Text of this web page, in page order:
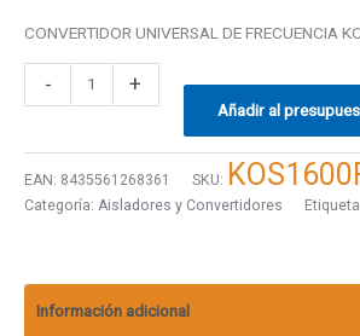
CONVERTIDOR UNIVERSAL DE FRECUENCIA
- +
Añadir al
EAN: 8435561268361 SKU:
Categoría: Aisladores y Convertidores
Información adicional